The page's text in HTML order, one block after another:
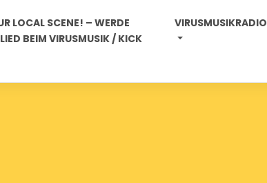
LOCAL SCENE! – WERDE
BEIM VIRUSMUSIK / KICK
VIRUSMUSIKRADIO